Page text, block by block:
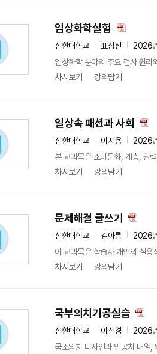
임상화학실험
신한대학교 표상신
2026
임상화학 분야의 주요 검사 원리
차시보기
강의담기
일상속 패션과 사회
신한대학교 이지용
2026
본 교과목은 소비문화, 계층, 권
차시보기
강의담기
문제해결 글쓰기
신한대학교 김아름
2026
이 교과목은 학습자 개인의 실용
차시보기
강의담기
국부의치기공실습
신한대학교 이선경
2026
국소의치 디자인과 인공치 배열